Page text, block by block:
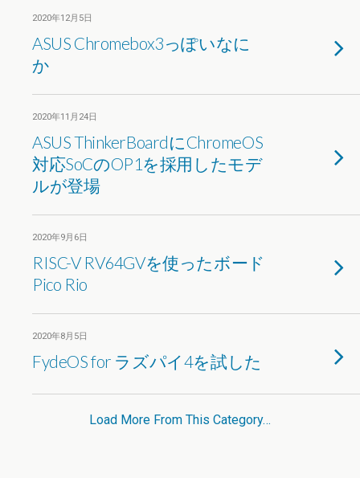
2020年12月5日
ASUS Chromebox3っぽいなに
か
2020年11月24日
ASUS ThinkerBoardにChromeOS
対応SoCのOP1を採用したモデ
ルが登場
2020年9月6日
RISC-V RV64GVを使ったボード
Pico Rio
2020年8月5日
FydeOS for ラズパイ4を試した
Load More From This Category…